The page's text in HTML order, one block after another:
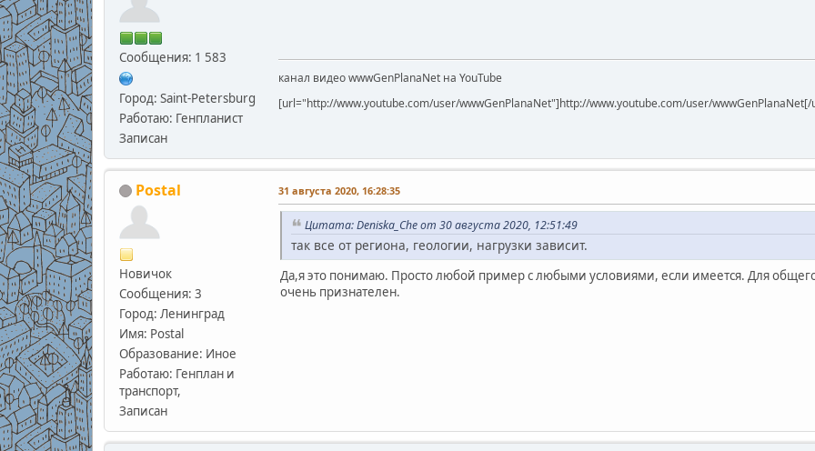
Сообщения: 1 583
Город: Saint-Petersburg
Работаю: Генпланист
Записан
канал видео wwwGenPlanaNet на YouTube
[url="http://www.youtube.com/user/wwwGenPlanaNet"]http://www.youtube.com/user/
Postal
Новичок
Сообщения: 3
Город: Ленинград
Имя: Postal
Образование: Иное
Работаю: Генплан и
транспорт,
Записан
31 августа 2020, 16:28:35
Цитата: Deniska_Che от 30 августа 2020, 12:51:49
так все от региона, геологии, нагрузки зависит.
Да,я это понимаю. Просто любой пример с любыми условиями, если имеется. Для
очень признателен.